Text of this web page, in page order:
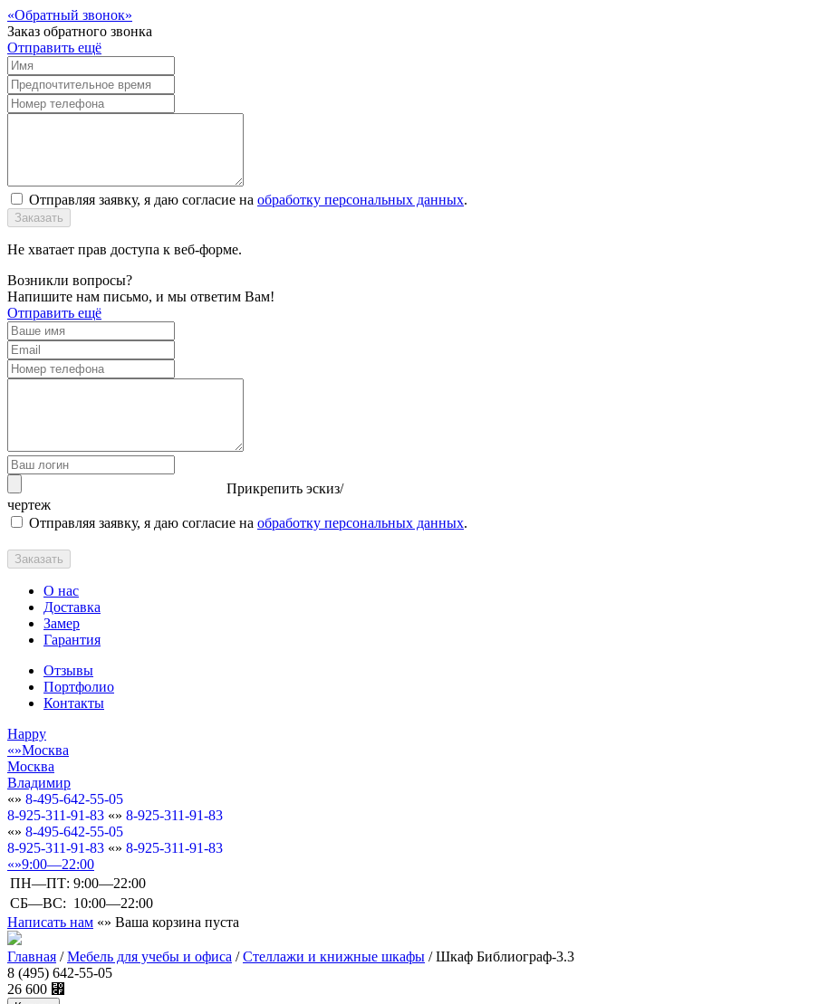
Обратный звонок
Заказ обратного звонка
Отправить ещё
Отправляя заявку, я даю согласие на обработку персональных данных.
Заказать
Не хватает прав доступа к веб-форме.
Возникли вопросы?
Напишите нам письмо, и мы ответим Вам!
Отправить ещё
Прикрепить эскиз/
чертеж
Отправляя заявку, я даю согласие на обработку персональных данных.
Заказать
О нас
Доставка
Замер
Гарантия
Отзывы
Портфолио
Контакты
Happy
Москва
Москва
Владимир
8-495-642-55-05
8-925-311-91-83
8-925-311-91-83
8-495-642-55-05
8-925-311-91-83
8-925-311-91-83
9:00—22:00
ПН—ПТ: 9:00—22:00
СБ—ВС: 10:00—22:00
Написать нам
Ваша корзина пуста
Главная /Мебель для учебы и офиса /Стеллажи и книжные шкафы /Шкаф Библиограф-3.3
8 (495) 642-55-05
26 600 ⃏